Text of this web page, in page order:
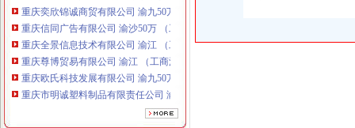
重庆信同广告有限公司 渝沙50万 （工商注册）
重庆全景信息技术有限公司 渝江 （工商注册）
重庆尊博贸易有限公司 渝江 （工商注册）
重庆欧氏科技发展有限公司 渝九50万 （进出口权）
重庆市明诚塑料制品有限责任公司 渝高100万 （进出口权）
重庆金品科技有限公司 渝南100万 （进出口权）
重庆雷森堡网络科技有限公司 渝北10万 （工商注册）